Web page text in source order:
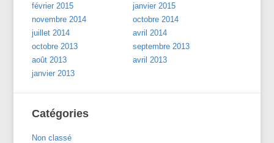
février 2015
janvier 2015
novembre 2014
octobre 2014
juillet 2014
avril 2014
octobre 2013
septembre 2013
août 2013
avril 2013
janvier 2013
Catégories
Non classé